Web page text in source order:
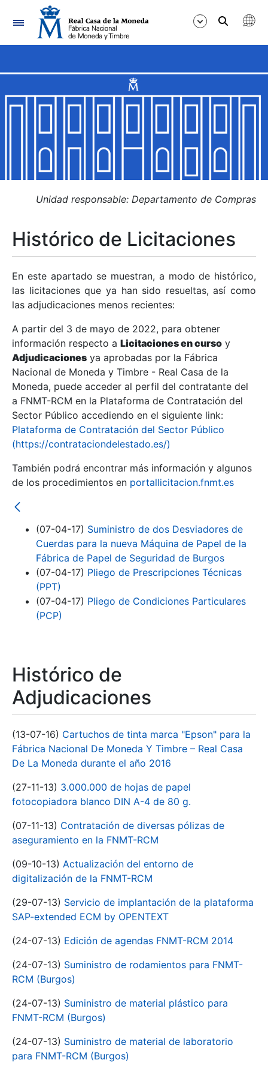
Navegación
Mostrar/Ocultar
Mostrar/Ocultar
Mostrar/Ocultar
Mostrar/Ocultar
Mostrar/Ocultar
Mostrar/Ocultar
Unidad responsable: Departamento de Compras
Histórico de Licitaciones
En este apartado se muestran, a modo de histórico,
las licitaciones que ya han sido resueltas, así como
las adjudicaciones menos recientes:
A partir del 3 de mayo de 2022, para obtener
información respecto a Licitaciones en curso y
Adjudicaciones ya aprobadas por la Fábrica
Nacional de Moneda y Timbre - Real Casa de la
Moneda, puede acceder al perfil del contratante del
a FNMT-RCM en la Plataforma de Contratación del
Sector Público accediendo en el siguiente link:
Plataforma de Contratación del Sector Público
(https://contrataciondelestado.es/)
También podrá encontrar más información y algunos
de los procedimientos en portallicitacion.fnmt.es
(07-04-17) Suministro de dos Desviadores de
Cuerdas para la nueva Máquina de Papel de la
Fábrica de Papel de Seguridad de Burgos
(07-04-17) Pliego de Prescripciones Técnicas
(PPT)
(07-04-17) Pliego de Condiciones Particulares
(PCP)
Histórico de
Adjudicaciones
(13-07-16) Cartuchos de tinta marca "Epson" para la
Fábrica Nacional De Moneda Y Timbre – Real Casa
De La Moneda durante el año 2016
(27-11-13) 3.000.000 de hojas de papel
fotocopiadora blanco DIN A-4 de 80 g.
(07-11-13) Contratación de diversas pólizas de
aseguramiento en la FNMT-RCM
(09-10-13) Actualización del entorno de
digitalización de la FNMT-RCM
(29-07-13) Servicio de implantación de la plataforma
SAP-extended ECM by OPENTEXT
(24-07-13) Edición de agendas FNMT-RCM 2014
(24-07-13) Suministro de rodamientos para FNMT-
RCM (Burgos)
(24-07-13) Suministro de material plástico para
FNMT-RCM (Burgos)
(24-07-13) Suministro de material de laboratorio
para FNMT-RCM (Burgos)